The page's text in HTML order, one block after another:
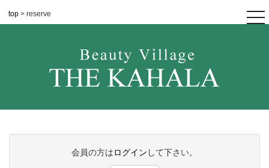
top > reserve
会員の方はログイン して下さい。